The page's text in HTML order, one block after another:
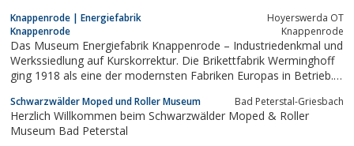
Knappenrode | Energiefabrik
Knappenrode
Hoyerswerda OT
Knappenrode
Das Museum Energiefabrik Knappenrode – Industriedenkmal und
Werkssiedlung auf Kurskorrektur. Die Brikettfabrik Werminghoff
ging 1918 als eine der modernsten Fabriken Europas in Betrieb.
Schwarzwälder Moped und Roller Museum Bad Peterstal-Griesbach
Herzlich Willkommen beim Schwarzwälder Moped & Roller
Museum Bad Peterstal